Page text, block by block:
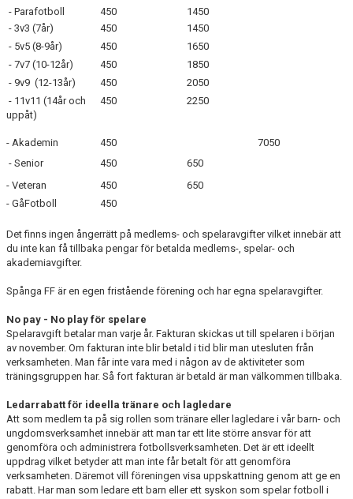
- Parafotboll
450
1450
- 3v3 (7år)
450
1450
- 5v5 (8-9år)
450
1650
- 7v7 (10-12år)
450
1850
- 9v9 (12-13år)
450
2050
- 11v11 (14år och
uppåt)
450 2250
- Akademin 450
7050
- Senior
450
650
- Veteran
450
650
- GåFotboll
450
Det finns ingen ångerrätt på medlems- och spelaravgifter vilket innebär att
du inte kan få tillbaka pengar för betalda medlems-, spelar- och
akademiavgifter.
Spånga FF är en egen fristående förening och har egna spelaravgifter.
No pay - No play för spelare
Spelaravgift betalar man varje år. Fakturan skickas ut till spelaren i början
av november. Om fakturan inte blir betald i tid blir man utesluten från
verksamheten. Man får inte vara med i någon av de aktiviteter som
träningsgruppen har. Så fort fakturan är betald är man välkommen tillbaka.
Ledarrabatt för ideella tränare och lagledare
Att som medlem ta på sig rollen som tränare eller lagledare i vår barn- och
ungdomsverksamhet innebär att man tar ett lite större ansvar för att
genomföra och administrera fotbollsverksamheten. Det är ett ideellt
uppdrag vilket betyder att man inte får betalt för att genomföra
verksamheten. Däremot vill föreningen visa uppskattning genom att ge en
rabatt. Har man som ledare ett barn eller ett syskon som spelar fotboll i